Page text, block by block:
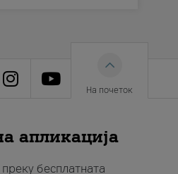
На почеток
апликација
бесплатната